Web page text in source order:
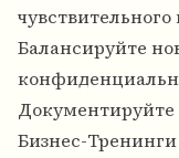
чувствительного
Балансируйте
Документируйте
Бизнес-